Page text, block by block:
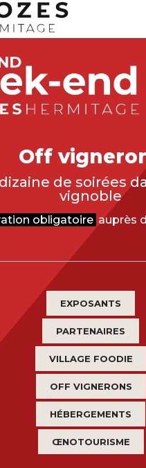
Off
de soirées
vignoble
obligatoire auprès
EXPOSANTS
PARTENAIRES
VILLAGE FOODIE
OFF VIGNERONS
HÉBERGEMENTS
ŒNOTOURISME